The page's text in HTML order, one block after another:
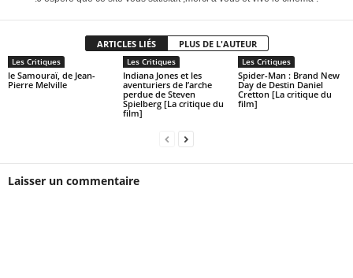
ARTICLES LIÉS PLUS DE L'AUTEUR
Les Critiques
le Samouraï, de Jean-
Pierre Melville
Les Critiques
Indiana Jones et les
aventuriers de l’arche
perdue de Steven
Spielberg [La critique du
film]
Les Critiques
Spider-Man : Brand New
Day de Destin Daniel
Cretton [La critique du
film]
Laisser un commentaire